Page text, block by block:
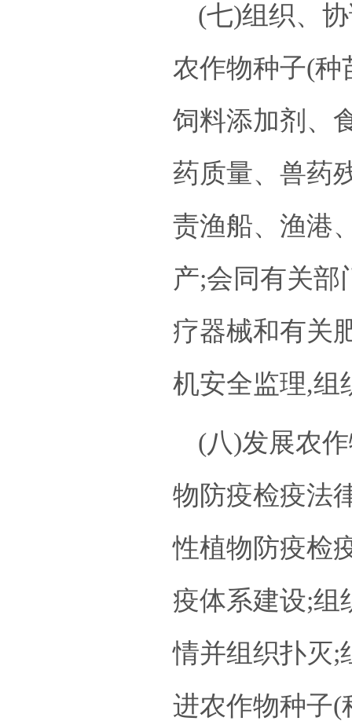
(七)组织、
农作物种子(种
饲料添加剂、
药质量、兽药
责渔船、渔港
产;会同有关部
疗器械和有关
机安全监理,组
(八)发展农
物防疫检疫法
性植物防疫检
疫体系建设;组
情并组织扑灭;
进农作物种子(